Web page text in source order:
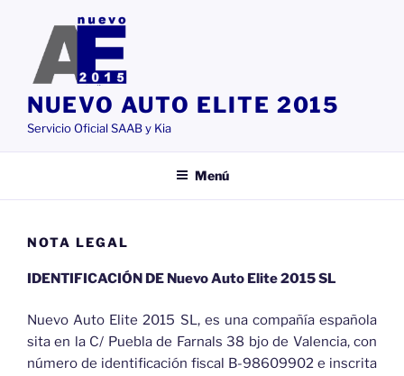
contenido
NUEVO AUTO ELITE 2015
Servicio Oficial SAAB y Kia
Menú
NOTA LEGAL
IDENTIFICACIÓN DE Nuevo Auto Elite 2015 SL
Nuevo Auto Elite 2015 SL, es una compañía española
sita en la C/ Puebla de Farnals 38 bjo de Valencia, con
número de identificación fiscal B-98609902 e inscrita